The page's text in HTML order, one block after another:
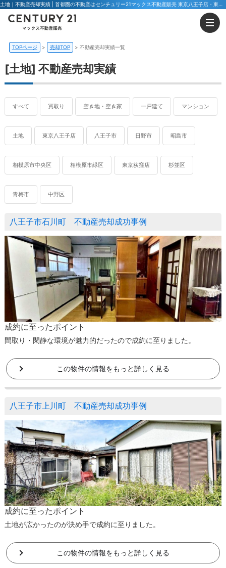
TOPページ 売却TOP 不動産売却実績一覧
[土地] 不動産売却実績
すべて 買取り 空き地・空き家 一戸建て マンション
土地 東京八王子店 八王子市 日野市 昭島市
相模原市中央区 相模原市緑区 東京荻窪店 杉並区
青梅市 中野区
八王子市石川町 不動産売却成功事例
成約に至ったポイント
間取り・閑静な環境が魅力的だったので成約に至りました。
この物件の情報をもっと詳しく見る
八王子市上川町 不動産売却成功事例
成約に至ったポイント
土地が広かったのが決め手で成約に至りました。
この物件の情報をもっと詳しく見る